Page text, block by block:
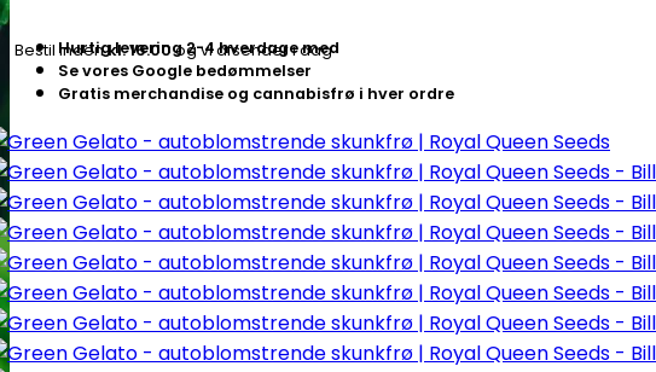
Seeds
antal
Bestil indenkl. 16.00og vi afsender i dag
Hurtig levering 2-4 hverdage med
Se vores Google bedømmelser
Gratis merchandise og cannabisfrø i hver ordre